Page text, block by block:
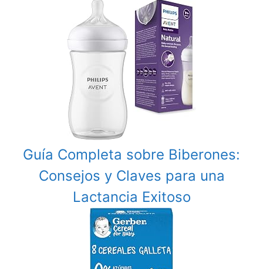
Guía Completa sobre Biberones:
Consejos y Claves para una
Lactancia Exitoso